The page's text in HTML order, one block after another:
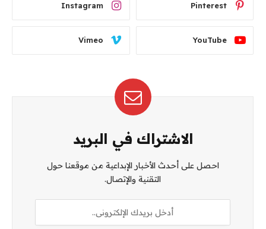
Pinterest
Instagram
YouTube
Vimeo
الاشتراك في البريد
احصل على أحدث الأخبار الإبداعية من موقعنا حول
التقنية والإتصال.